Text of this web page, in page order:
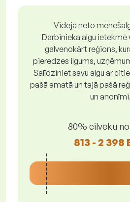
Vidējā neto
Darbinieka algu ietekmē
galvenokārt reģions,
pieredzes ilgums,
Salīdziniet savu algu ar
pašā amatā un tajā pašā
un anonīmi.
80% cilvēku
813 - 2 398